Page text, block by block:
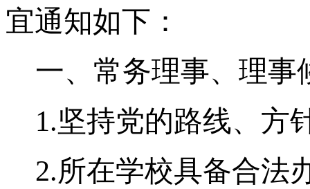
宜通知如下：
一、常务理事、理事
1.坚持党的路线、方
2.所在学校具备合法